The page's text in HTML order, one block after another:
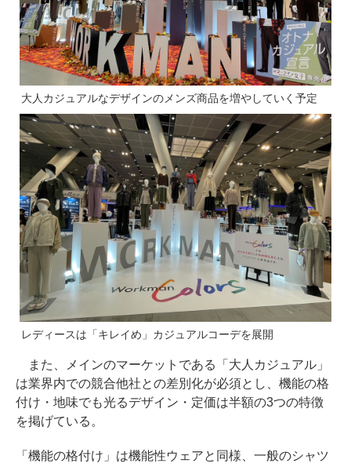
大人カジュアルなデザインのメンズ商品を増やしていく予定
レディースは「キレイめ」カジュアルコーデを展開
また、メインのマーケットである「大人カジュアル」
は業界内での競合他社との差別化が必須とし、機能の格
付け・地味でも光るデザイン・定価は半額の3つの特徴
を掲げている。
「機能の格付け」は機能性ウェアと同様、一般のシャツ